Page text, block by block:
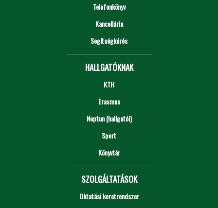
Telefonkönyv
Kancellária
Segítségkérés
HALLGATÓKNAK
KTH
Erasmus
Neptun (hallgatói)
Sport
Könyvtár
SZOLGÁLTATÁSOK
Oktatási keretrendszer